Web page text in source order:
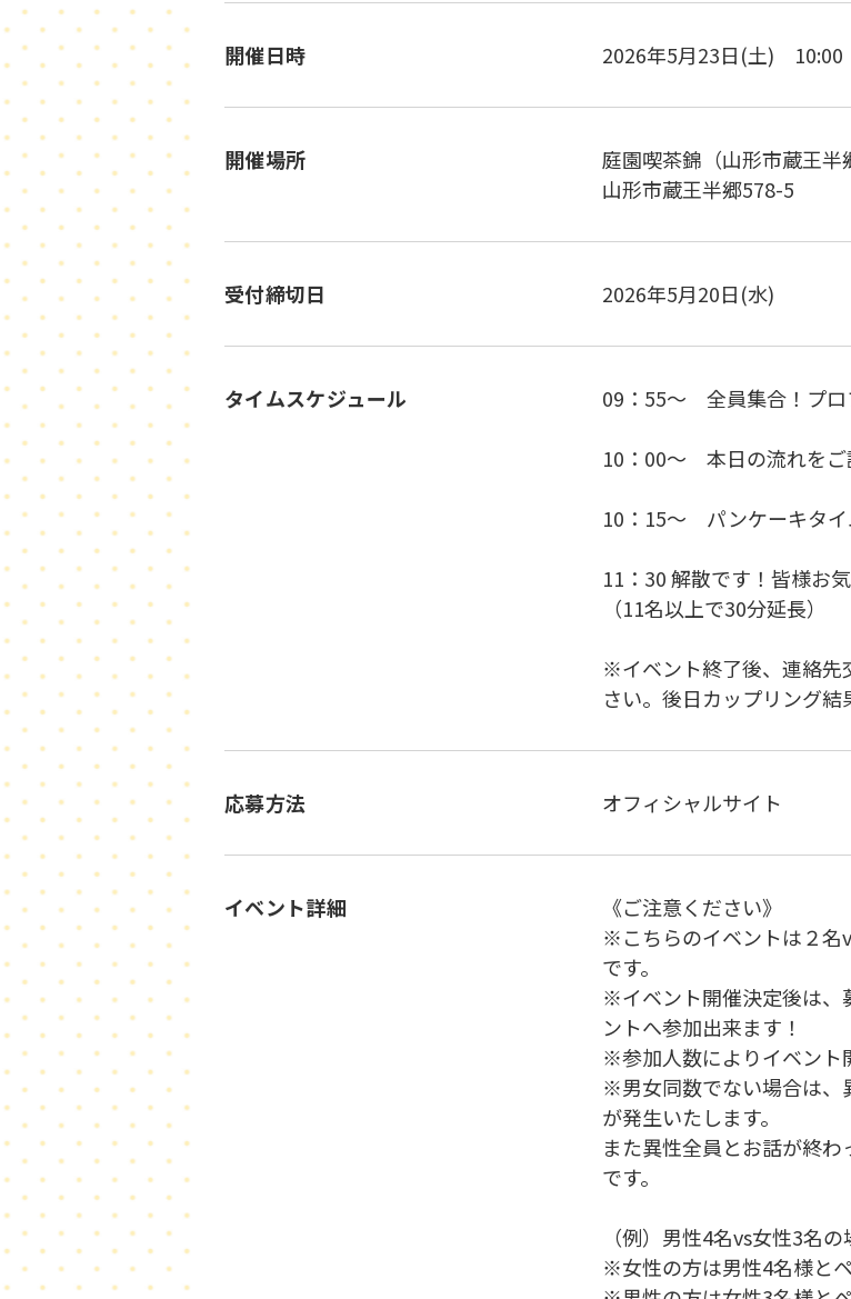
開催日時 2026年5月23日(土)
開催場所
庭園喫茶錦（山形市蔵王半
山形市蔵王半郷578-5
受付締切日 2026年5月20日(水)
タイムスケジュール 09：55～ 全員集合！プ
10：00～ 本日の流れをご
10：15～ パンケーキタ
11：30 解散です！皆様お
（11名以上で30分延長）
※イベント終了後、連絡先
さい。後日カップリング
応募方法 オフィシャルサイト
イベント詳細
《ご注意ください》
※こちらのイベントは２名
です。
※イベント開催決定後は、
ントへ参加出来ます！
※参加人数によりイベント
※男女同数でない場合は、
が発生いたします。
また異性全員とお話が終
です。
（例）男性4名vs女性3名の
※女性の方は男性4名様と